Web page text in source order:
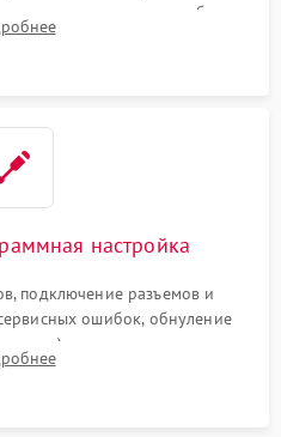
контактов и линз блока
тонера и пыли.
настройка
подключение разъемов и
ошибок, обнуление
или узла переноса,
калибровка аппарата.